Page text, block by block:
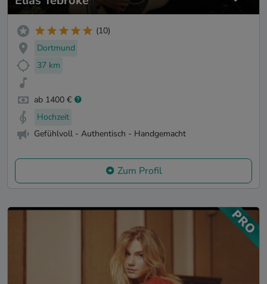
(10)
Dortmund
37 km
ab 1400 €
Hochzeit
Gefühlvoll - Authentisch - Handgemacht
Zum Profil